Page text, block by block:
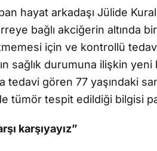
hayat arkadaşı Jülide
bağlı akciğerin altında
için ve kontrollü
sağlık durumuna ilişkin
tedavi gören 77 yaşındaki
tümör tespit edildiği bilgisi
karşıyayız”